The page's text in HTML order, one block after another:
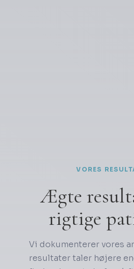
VORES
Ægte
rigtige
Vi dokumenterer vores
resultater taler højere